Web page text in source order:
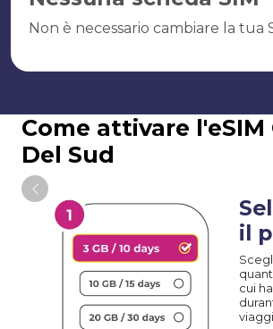
Non è necessario cambiare la tua
Come attivare l'eSIM
Del Sud
il
cui